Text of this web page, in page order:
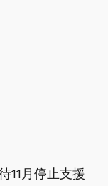
11月停止支援